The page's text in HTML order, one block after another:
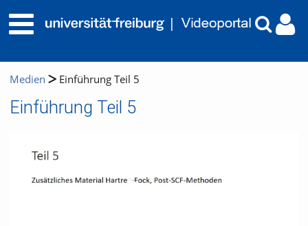
Medien Einführung Teil 5
Einführung Teil 5